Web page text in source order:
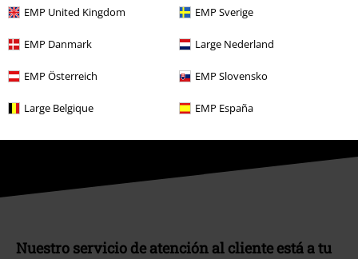
EMP United Kingdom EMP Sverige
EMP Danmark Large Nederland
EMP Österreich EMP Slovensko
Large Belgique EMP España
*Válido durante 4 semanas. Solo canjeable online. No combinable con
otros códigos promocionales. El descuento será aplicado después de
introducir el código en el primer paso del proceso de compra. Libros,
media (CD, DVD, LP, etc.), tickets, Rammstein, (Till) Lindemann, Die Ärzte,
regalo y artículos que incluyen una donación están excluidos de la
Nuestro servicio de atención al cliente está a tu